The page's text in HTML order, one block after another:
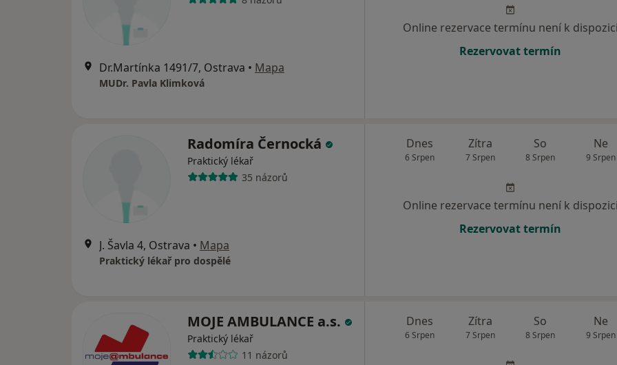
Dr.Martínka 1491/7, Ostrava • Mapa
MUDr. Pavla Klimková
Online rezervace termínu není k dispozici
Rezervovat termín
Radomíra Černocká
Praktický lékař
35 názorů
J. Šavla 4, Ostrava • Mapa
Praktický lékař pro dospělé
Dnes
6 Srpen
Zítra
7 Srpen
So
8 Srpen
Ne
9 Srpen
Online rezervace termínu není k dispozici
Rezervovat termín
MOJE AMBULANCE a.s.
Praktický lékař
11 názorů
Dnes
6 Srpen
Zítra
7 Srpen
So
8 Srpen
Ne
9 Srpen